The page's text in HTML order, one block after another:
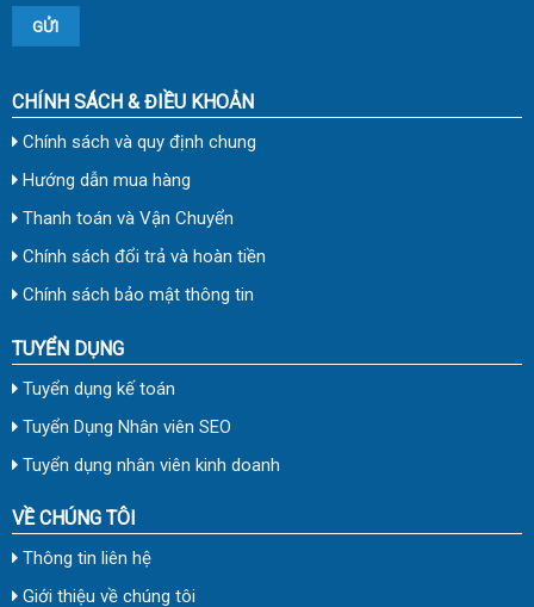
CHÍNH SÁCH & ĐIỀU KHOẢN
Chính sách và quy định chung
Hướng dẫn mua hàng
Thanh toán và Vận Chuyển
Chính sách đổi trả và hoàn tiền
Chính sách bảo mật thông tin
TUYỂN DỤNG
Tuyển dụng kế toán
Tuyển Dụng Nhân viên SEO
Tuyển dụng nhân viên kinh doanh
VỀ CHÚNG TÔI
Thông tin liên hệ
Giới thiệu về chúng tôi